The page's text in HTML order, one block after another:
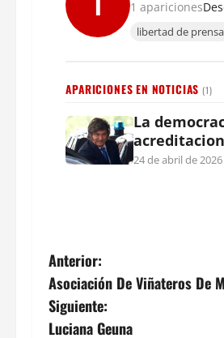
1 apariciones
libertad de prensa
APARICIONES EN NOTICIAS (1)
La
24 de abril de 2026
N
a
Anterior:
Asociación De Viñateros De
Siguiente:
Luciana Geuna